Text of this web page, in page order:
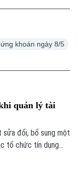
khoán ngày 8/5
quản lý tài
sửa đổi, bổ sung một
tổ chức tín dụng